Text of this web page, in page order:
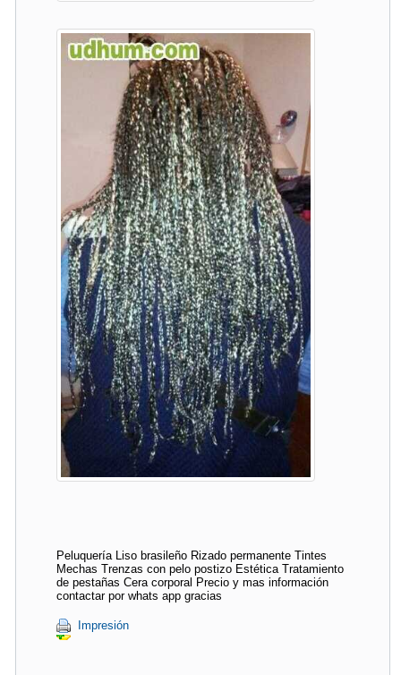
Peluquería Liso brasileño Rizado permanente Tintes
Mechas Trenzas con pelo postizo Estética Tratamiento
de pestañas Cera corporal Precio y mas información
contactar por whats app gracias
Impresión